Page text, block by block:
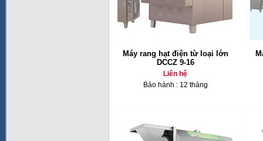
Máy rang hạt điện từ loại lớn
DCCZ 9-16
Liên hệ
Bảo hành : 12 tháng